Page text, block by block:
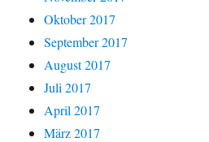
Oktober 2017
September 2017
August 2017
Juli 2017
April 2017
März 2017